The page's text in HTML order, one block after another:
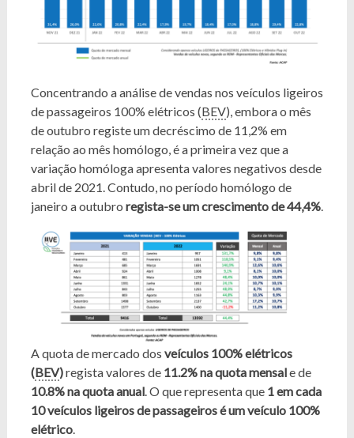
Concentrando a análise de vendas nos veículos ligeiros
de passageiros 100% elétricos (BEV), embora o mês
de outubro registe um decréscimo de 11,2% em
relação ao mês homólogo, é a primeira vez que a
variação homóloga apresenta valores negativos desde
abril de 2021. Contudo, no período homólogo de
janeiro a outubro regista-se um crescimento de 44,4%.
A quota de mercado dos veículos 100% elétricos
(BEV)regista valores de 11.2% na quota mensale de
10.8% na quota anual. O que representa que 1 em cada
10 veículos ligeiros de passageiros é um veículo 100%
elétrico.